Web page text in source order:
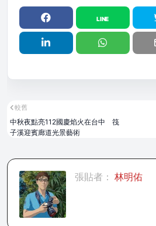
較舊
中秋夜點亮112國慶焰火在台中 筏
子溪迎賓廊道光景藝術
張貼者： 林明佑